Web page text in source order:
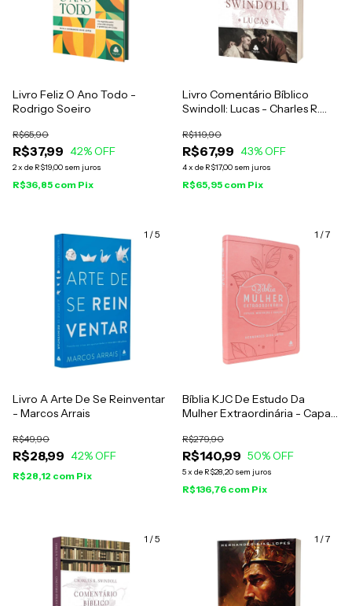
Livro Feliz O Ano Todo -
Rodrigo Soeiro
R$37,99
R$65,90
42% OFF
2x de R$19,00 sem juros
R$36,85 com Pix
Livro Comentário Bíblico
Swindoll: Lucas - Charles R.
R$67,99
R$119,90
43% OFF
4x de R$17,00 sem juros
R$65,95 com Pix
1 /5
Livro A Arte De Se Reinventar
- Marcos Arrais
R$28,99
R$49,90
42% OFF
R$28,12 com Pix
1 /7
Bíblia KJC De Estudo Da
Mulher Extraordinária - Capa
R$140,99
R$279,90
50% OFF
5x de R$28,20 sem juros
R$136,76 com Pix
1 /5 1 /7